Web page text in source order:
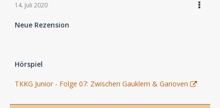
14. Juli 2020
Neue Rezension
Hörspiel
TKKG Junior - Folge 07: Zwischen Gauklern & Ganoven